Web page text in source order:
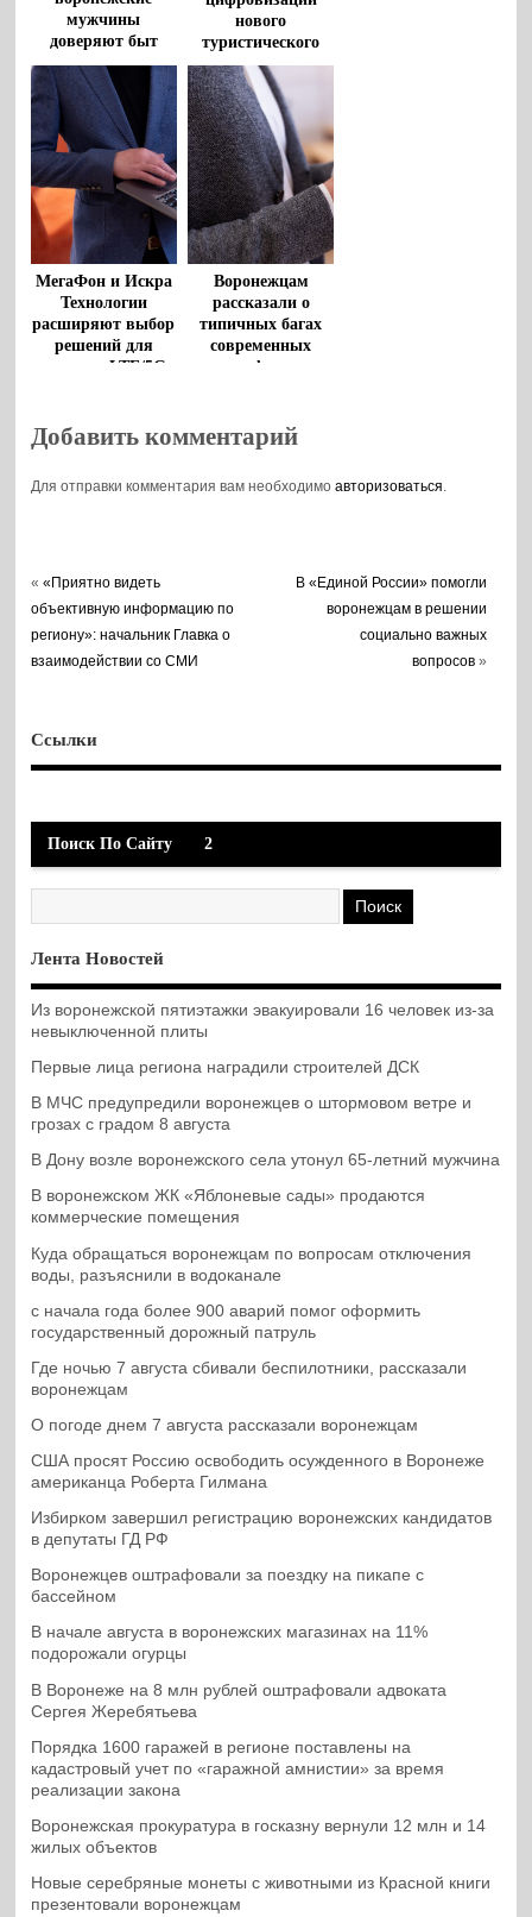
мужчины
доверяют быт
умным гаджетам
нового
туристического
кластера на
Байкале
МегаФон и Искра
Технологии
расширяют выбор
решений для
частных LTE/5G
Воронежцам
рассказали о
типичных багах
современных
телефонов
Добавить комментарий
Для отправки комментария вам необходимоавторизоваться.
««Приятно видеть
объективную информацию по
региону»: начальник Главка о
взаимодействии со СМИ
В «Единой России» помогли
воронежцам в решении
социально важных
вопросов »
Ссылки
Поиск По Сайту 2
Лента Новостей
Из воронежской пятиэтажки эвакуировали 16 человек из-за
невыключенной плиты
Первые лица региона наградили строителей ДСК
В МЧС предупредили воронежцев о штормовом ветре и
грозах с градом 8 августа
В Дону возле воронежского села утонул 65-летний мужчина
В воронежском ЖК «Яблоневые сады» продаются
коммерческие помещения
Куда обращаться воронежцам по вопросам отключения
воды, разъяснили в водоканале
с начала года более 900 аварий помог оформить
государственный дорожный патруль
Где ночью 7 августа сбивали беспилотники, рассказали
воронежцам
О погоде днем 7 августа рассказали воронежцам
США просят Россию освободить осужденного в Воронеже
американца Роберта Гилмана
Избирком завершил регистрацию воронежских кандидатов
в депутаты ГД РФ
Воронежцев оштрафовали за поездку на пикапе с
бассейном
В начале августа в воронежских магазинах на 11%
подорожали огурцы
В Воронеже на 8 млн рублей оштрафовали адвоката
Сергея Жеребятьева
Порядка 1600 гаражей в регионе поставлены на
кадастровый учет по «гаражной амнистии» за время
реализации закона
Воронежская прокуратура в госказну вернули 12 млн и 14
жилых объектов
Новые серебряные монеты с животными из Красной книги
презентовали воронежцам